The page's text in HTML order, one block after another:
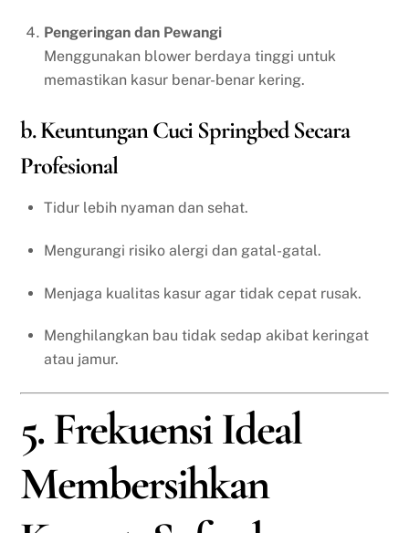
Pengeringan dan Pewangi
Menggunakan blower berdaya tinggi untuk
memastikan kasur benar-benar kering.
b. Keuntungan Cuci Springbed Secara
Profesional
Tidur lebih nyaman dan sehat.
Mengurangi risiko alergi dan gatal-gatal.
Menjaga kualitas kasur agar tidak cepat rusak.
Menghilangkan bau tidak sedap akibat keringat
atau jamur.
5. Frekuensi Ideal
Membersihkan